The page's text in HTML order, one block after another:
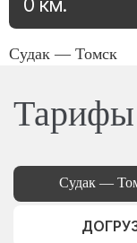
Судак — Томск
Тарифы
Судак —